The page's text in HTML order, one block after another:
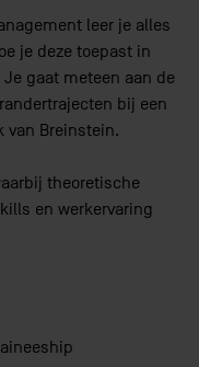
leer je alles
je deze toepast in
gaat meteen aan de
bij een
van Breinstein.
theoretische
en werkervaring